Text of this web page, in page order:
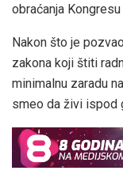
obraćanja
Nakon što je
zakona koji štiti
minimalnu zaradu
smeo da živi ispod